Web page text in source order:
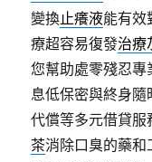
變換止癢液能有效
療超容易復發治療
您幫助處零殘忍專
息低保密與終身
代償等多元借貸
茶消除口臭的藥和